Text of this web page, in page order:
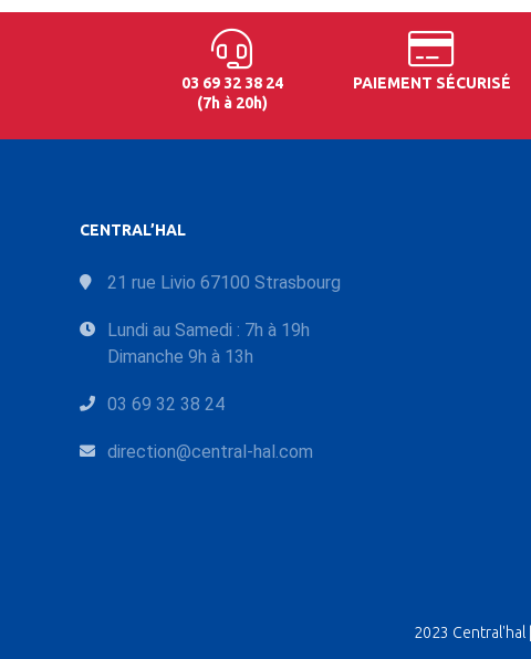
03 69 32 38 24
(7h à 20h)
PAIEMENT SÉCURISÉ
CENTRAL’HAL
21 rue Livio 67100 Strasbourg
Lundi au Samedi : 7h à 19h
Dimanche 9h à 13h
03 69 32 38 24
direction@central-hal.com
2023 Central'hal |